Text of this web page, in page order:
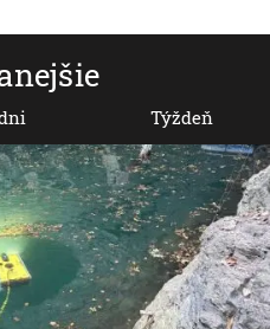
Týždeň